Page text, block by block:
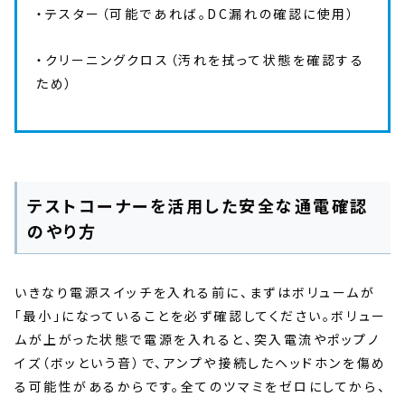
・テスター（可能であれば。DC漏れの確認に使用）
・クリーニングクロス（汚れを拭って状態を確認する
ため）
テストコーナーを活用した安全な通電確認
のやり方
いきなり電源スイッチを入れる前に、まずはボリュームが
「最小」になっていることを必ず確認してください。ボリュー
ムが上がった状態で電源を入れると、突入電流やポップノ
イズ（ボッという音）で、アンプや接続したヘッドホンを傷め
る可能性があるからです。全てのツマミをゼロにしてから、